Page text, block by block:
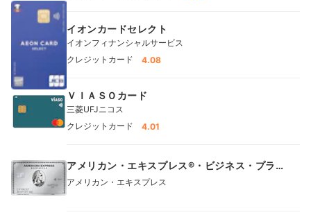
イオンカードセレクト
イオンフィナンシャルサービス
クレジットカード
4.08
ＶＩＡＳＯカード
三菱UFJニコス
クレジットカード
4.01
アメリカン・エキスプレス®・ビジネス・プラ
チナ・カード
アメリカン・エキスプレス